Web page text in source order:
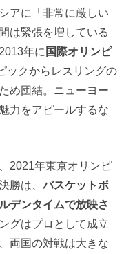
アに「非常に厳しい
は緊張を増している
年に 国際オリンピ
ックからレスリングの
め団結。ニューヨー
力をアピールするな
2021年東京オリンピ
勝は、バスケットボ
デンタイムで放映さ
グはプロとして成立
両国の対戦は大きな